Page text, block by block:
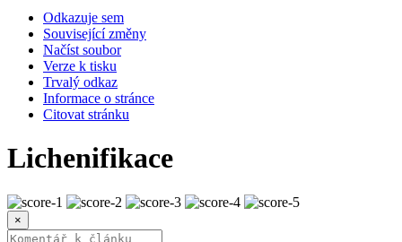
Odkazuje sem
Související změny
Načíst soubor
Verze k tisku
Trvalý odkaz
Informace o stránce
Citovat stránku
Lichenifikace
×